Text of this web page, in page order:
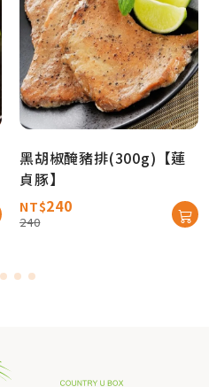
黑胡椒醃豬排(300g)【蓮
貞豚】
NT$240
240